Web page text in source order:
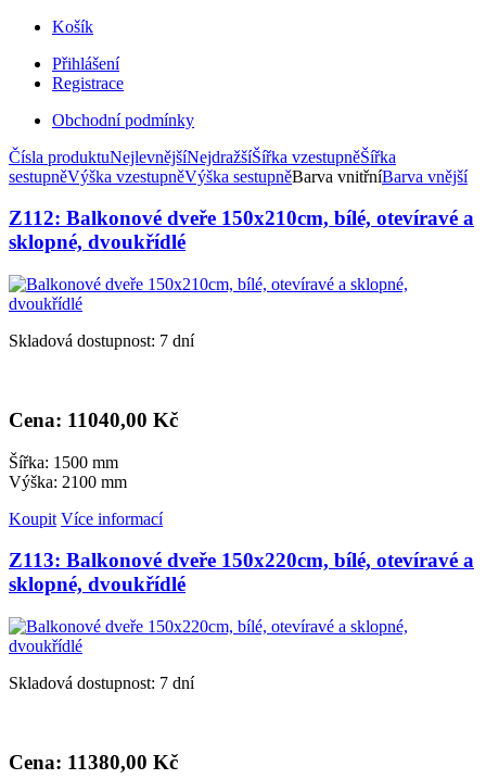
Košík
Přihlášení
Registrace
Obchodní podmínky
Čísla produktuNejlevnějšíNejdražšíŠířka vzestupněŠířka
sestupněVýška vzestupněVýška sestupněBarva vnitřníBarva vnější
Z112: Balkonové dveře 150x210cm, bílé, otevíravé a
sklopné, dvoukřídlé
Skladová dostupnost: 7 dní
Cena: 11040,00 Kč
Šířka: 1500 mm
Výška: 2100 mm
Koupit Více informací
Z113: Balkonové dveře 150x220cm, bílé, otevíravé a
sklopné, dvoukřídlé
Skladová dostupnost: 7 dní
Cena: 11380,00 Kč